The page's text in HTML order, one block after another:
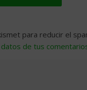
para reducir el
de tus